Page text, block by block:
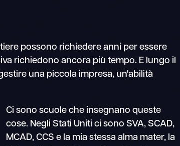
possono richiedere anni per essere
richiedono ancora più tempo. E lungo il
una piccola impresa, un'abilità
Ci sono scuole che insegnano queste
cose. Negli Stati Uniti ci sono SVA, SCAD,
MCAD, CCS e la mia stessa alma mater, la